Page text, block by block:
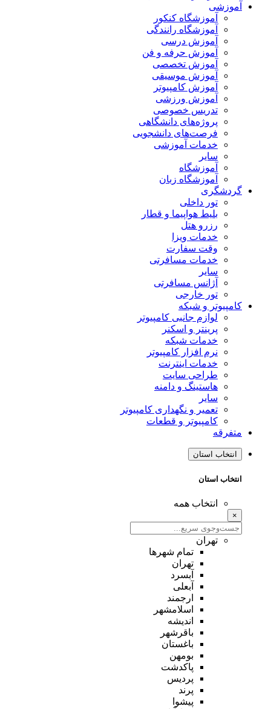
آموزشی
آموزشگاه کنکور
آموزشگاه رانندگی
آموزش درسی
آموزش حرفه و فن
آموزش تخصصی
آموزش موسیقی
آموزش کامپیوتر
آموزش ورزشی
تدریس خصوصی
پروژه‌های دانشگاهی
فرصت‌های دانشجویی
خدمات آموزشی
سایر
آموزشگاه
آموزشگاه زبان
گردشگری
تور داخلی
بلیط هواپیما و قطار
رزرو هتل
خدمات ویزا
وقت سفارت
خدمات مسافرتی
سایر
آژانس مسافرتی
تور خارجی
کامپیوتر و شبکه
لوازم جانبی کامپیوتر
پرینتر و اسکنر
خدمات شبکه
نرم افزار کامپیوتر
خدمات اینترنت
طراحی سایت
هاستینگ و دامنه
سایر
تعمیر و نگهداری کامپیوتر
کامپیوتر و قطعات
متفرقه
انتخاب استان
انتخاب استان
انتخاب همه
×
تهران
تمام شهر‌ها
تهران
آبسرد
آبعلی
ارجمند
اسلامشهر
اندیشه
باقرشهر
باغستان
بومهن
پاکدشت
پردیس
پرند
پیشوا